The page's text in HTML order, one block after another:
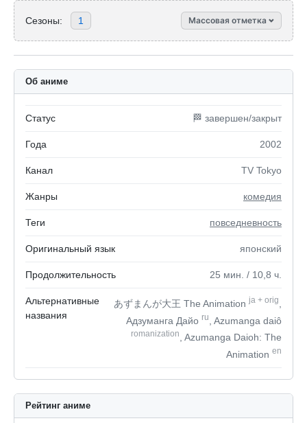
Сезоны: 1 Массовая отметка
Об аниме
Статус 🏁 завершен/закрыт
Года 2002
Канал TV Tokyo
Жанры комедия
Теги повседневность
Оригинальный язык японский
Продолжительность 25 мин. / 10,8 ч.
Альтернативные
названия
あずまんが大王 The Animationja + orig
Адзуманга Дайо ru , Azumanga daiô
romanization
, Azumanga Daioh: The
Animation en
Рейтинг аниме